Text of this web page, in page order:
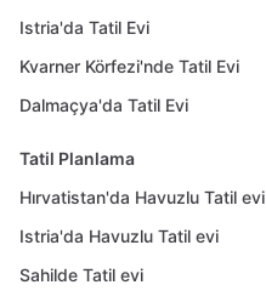
Istria'da Tatil Evi
Kvarner Körfezi'nde Tatil Evi
Dalmaçya'da Tatil Evi
Tatil Planlama
Hırvatistan'da Havuzlu Tatil evi
Istria'da Havuzlu Tatil evi
Sahilde Tatil evi